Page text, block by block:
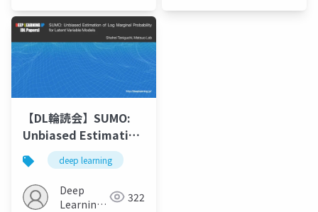
【DL輪読会】SUMO:
Unbiased Estimation
of Log Marginal
Probability for
Latent Variable
Models
deep learning
Deep
Learning
322